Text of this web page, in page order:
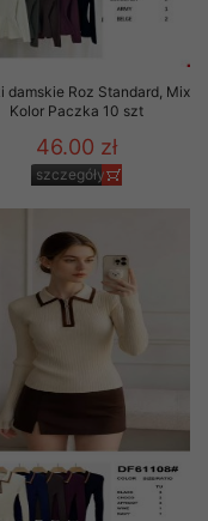
damskie Roz Standard, Mix
Kolor Paczka 10 szt
46.00 zł
szczegóły